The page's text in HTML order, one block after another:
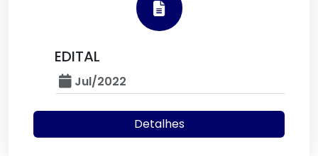
EDITAL
Jul/2022
Detalhes